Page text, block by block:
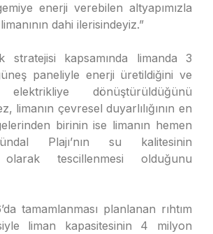
enerji verebilen altyapımızla
dahi ilerisindeyiz.”
stratejisi kapsamında limanda 3
paneliyle enerji üretildiğini ve
elektrikliye dönüştürüldüğünü
limanın çevresel duyarlılığının en
birinin ise limanın hemen
Plajı’nın su kalitesinin
olarak tescillenmesi olduğunu
tamamlanması planlanan rıhtım
liman kapasitesinin 4 milyon